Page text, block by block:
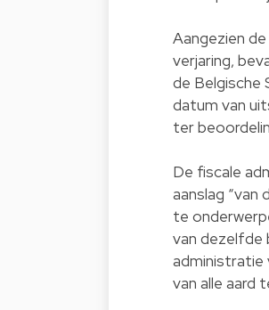
Aangezien
verjaring,
de Belgische
datum van
ter
De fiscale
aanslag
te
van dezelfde
administratie
van alle aard